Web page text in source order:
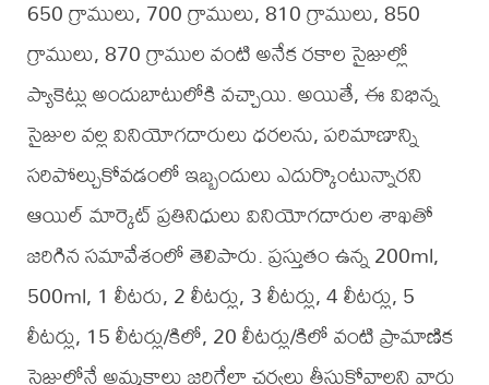
650 గ్రాములు, 700 గ్రాములు, 810 గ్రాములు, 850
గ్రాములు, 870 గ్రాముల వంటి అనేక రకాల సైజుల్లో
ప్యాకెట్లు అందుబాటులోకి వచ్చాయి. అయితే, ఈ విభిన్న
సైజుల వల్ల వినియోగదారులు ధరలను, పరిమాణాన్ని
సరిపోల్చుకోవడంలో ఇబ్బందులు ఎదుర్కొంటున్నారని
ఆయిల్‌ మార్కెట్‌ ప్రతినిధులు వినియోగదారుల శాఖతో
జరిగిన సమావేశంలో తెలిపారు. ప్రస్తుతం ఉన్న 200ml,
500ml, 1 లీటరు, 2 లీటర్లు, 3 లీటర్లు, 4 లీటర్లు, 5
లీటర్లు, 15 లీటర్లు/కిలో, 20 లీటర్లు/కిలో వంటి ప్రామాణిక
సైజుల్లోనే అమ్మకాలు జరిగేలా చర్యలు తీసుకోవాలని వారు